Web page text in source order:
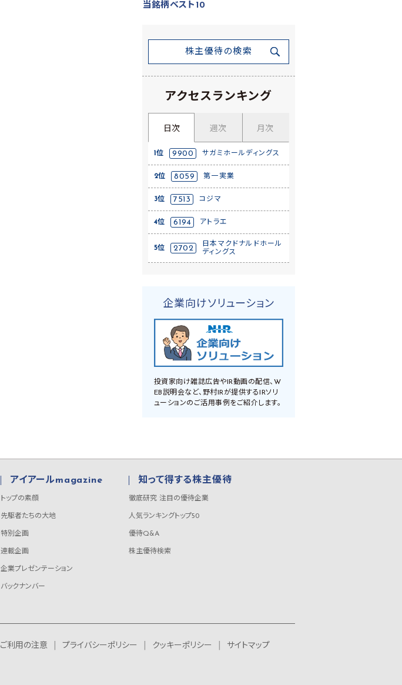
当銘柄ベスト10
株主優待の検索
アクセスランキング
日次 週次 月次
1位 9900 サガミホールディングス
2位 8059 第一実業
3位 7513 コジマ
4位 6194 アトラエ
5位 2702
日本マクドナルドホール
ディングス
企業向けソリューション
投資家向け雑誌広告やIR動画の配信、W
EB説明会など、野村IRが提供するIRソリ
ューションのご活用事例をご紹介します。
アイアールmagazine
トップの素顔
先駆者たちの大地
特別企画
連載企画
企業プレゼンテーション
バックナンバー
知って得する株主優待
徹底研究 注目の優待企業
人気ランキングトップ50
優待Q&A
株主優待検索
ご利用の注意 プライバシーポリシー クッキーポリシー
サイトマップ